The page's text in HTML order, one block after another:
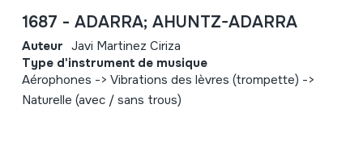
1687 - ADARRA; AHUNTZ-ADARRA
Auteur Javi Martinez Ciriza
Type d'instrument de musique
Aérophones -> Vibrations des lèvres (trompette) ->
Naturelle (avec / sans trous)